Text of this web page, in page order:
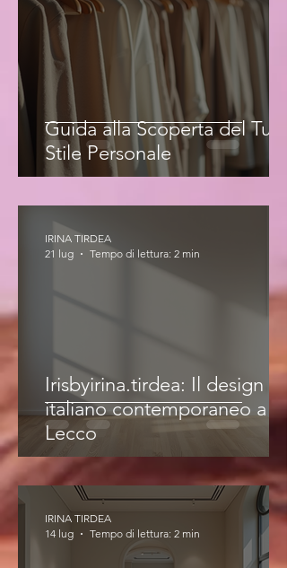
Guida alla Scoperta del Tuo
Stile Personale
Irisbyirina.tirdea: Il design
italiano contemporaneo a
Lecco
IRINA TIRDEA
21 lug
Tempo di lettura: 2 min
IRINA TIRDEA
14 lug
Tempo di lettura: 2 min